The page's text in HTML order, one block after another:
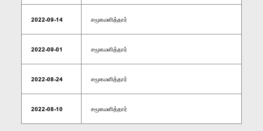
2022-09-14 சமூகமளித்தார்
2022-09-01 சமூகமளித்தார்
2022-08-24 சமூகமளித்தார்
2022-08-10 சமூகமளித்தார்